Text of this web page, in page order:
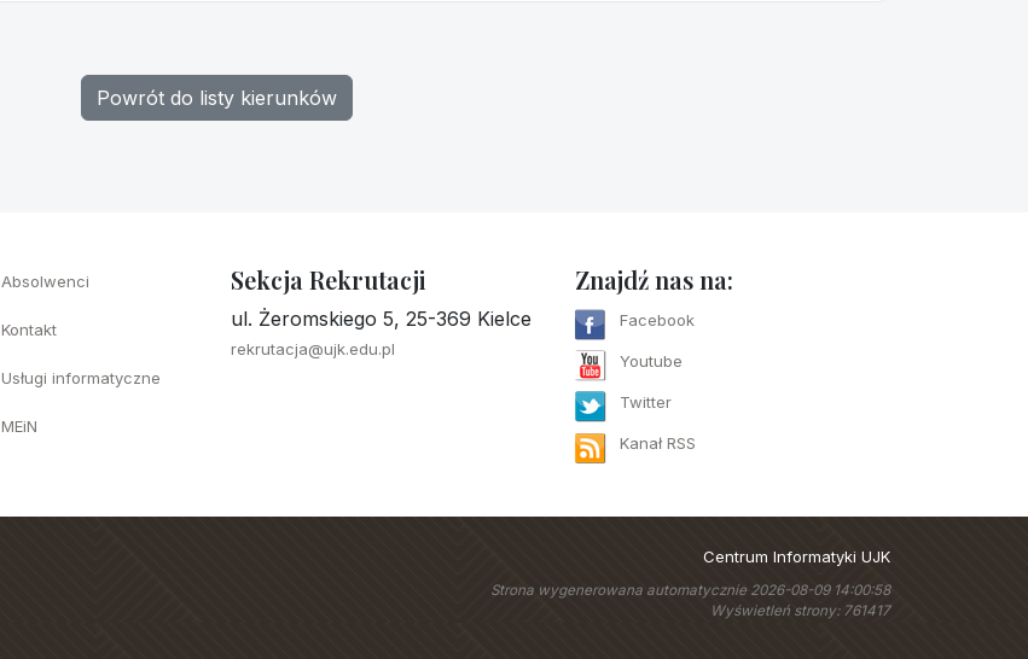
Powrót do listy kierunków
Absolwenci
Kontakt
Usługi informatyczne
MEiN
Sekcja Rekrutacji
ul. Żeromskiego 5, 25-369 Kielce
rekrutacja@ujk.edu.pl
Znajdź nas na:
Facebook
Youtube
Twitter
Kanał RSS
Centrum Informatyki UJK
Strona wygenerowana automatycznie 2026-08-09 14:00:58
Wyświetleń strony: 761417